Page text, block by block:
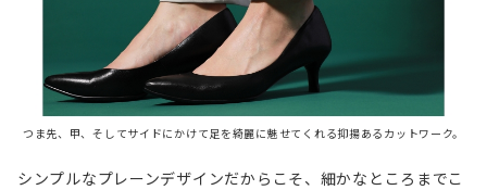
つま先、甲、そしてサイドにかけて足を綺麗に魅せてくれる抑揚あるカットワーク。
シンプルなプレーンデザインだからこそ、細かなところまでこ